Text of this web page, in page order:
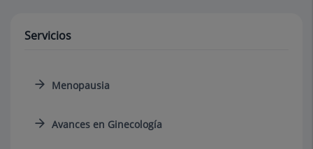
Servicios
Menopausia
Avances en Ginecología